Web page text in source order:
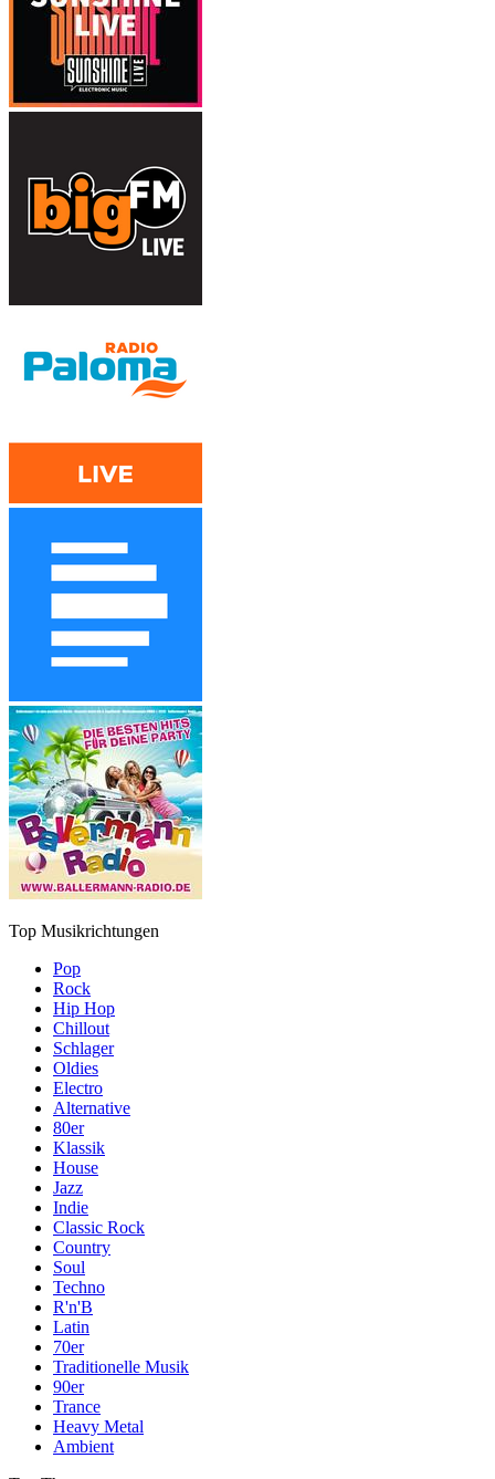
Top Musikrichtungen
Pop
Rock
Hip Hop
Chillout
Schlager
Oldies
Electro
Alternative
80er
Klassik
House
Jazz
Indie
Classic Rock
Country
Soul
Techno
R'n'B
Latin
70er
Traditionelle Musik
90er
Trance
Heavy Metal
Ambient